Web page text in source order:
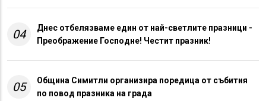
04
Днес отбелязваме един от най-светлите празници -
Преображение Господне! Честит празник!
05
Община Симитли организира поредица от събития
по повод празника на града